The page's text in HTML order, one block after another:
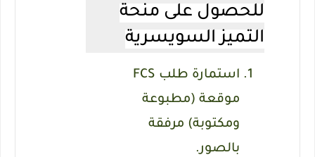
للحصول على منحة
التميز السويسرية
استمارة طلب FCS
موقعة (مطبوعة
ومكتوبة) مرفقة
بالصور.